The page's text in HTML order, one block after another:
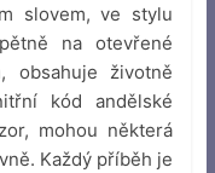
slovem, ve stylu
na otevřené
obsahuje životně
kód andělské
mohou některá
Každý příběh je